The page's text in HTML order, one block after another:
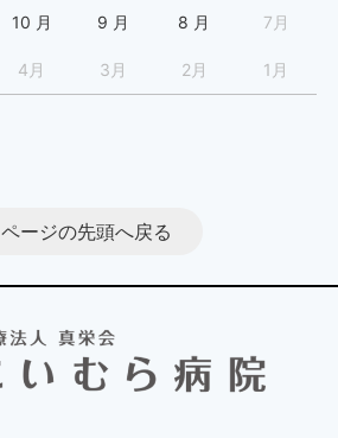
10 月 9 月 8 月 7月
4月 3月 2月 1月
ページの先頭へ戻る